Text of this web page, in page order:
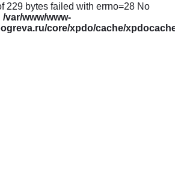
229 bytes failed with errno=28 No
/var/www/www-
core/xpdo/cache/